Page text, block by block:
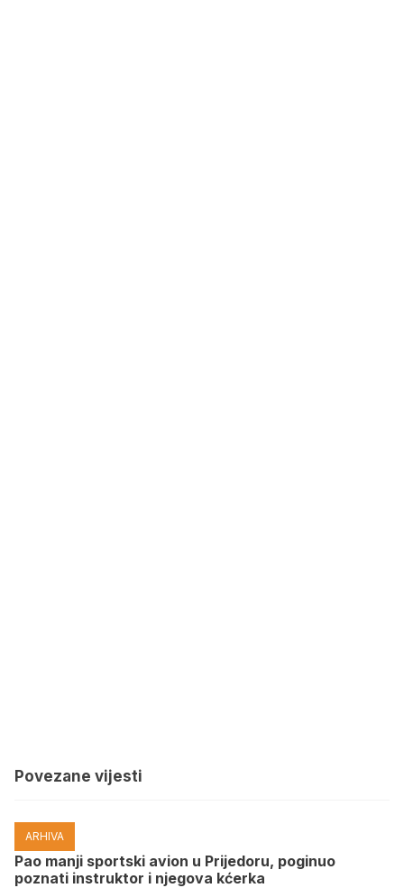
Povezane vijesti
ARHIVA
Pao manji sportski avion u Prijedoru, poginuo
poznati instruktor i njegova kćerka